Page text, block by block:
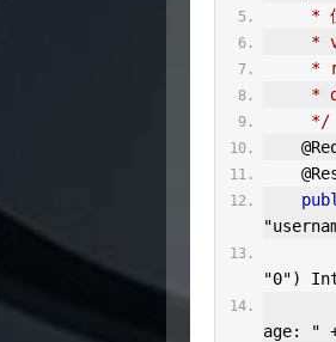
     */
"0")
age: "